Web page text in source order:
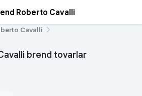
Roberto Cavalli
Cavalli
brend tovarlar